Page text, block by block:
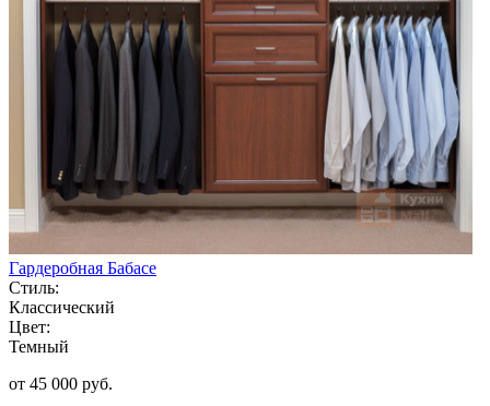
Гардеробная Бабасе
Стиль:
Классический
Цвет:
Темный
от 45 000 руб.